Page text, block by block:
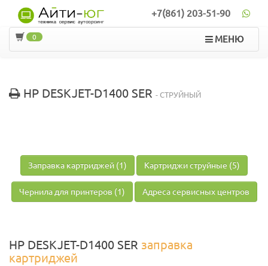
+7(861) 203-51-90
МЕНЮ
0
HP DESKJET-D1400 SER - СТРУЙНЫЙ
Заправка картриджей (1) Картриджи струйные (5)
Чернила для принтеров (1) Адреса сервисных центров
HP DESKJET-D1400 SER заправка
картриджей